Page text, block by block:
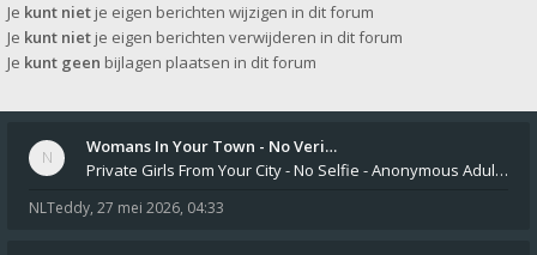
Je kunt niet je eigen berichten wijzigen in dit forum
Je kunt niet je eigen berichten verwijderen in dit forum
Je kunt geen bijlagen plaatsen in dit forum
Womans In Your Town - No Veri…
Private Girls From Your City - No Selfie - Anonymous Adult Dating https://privatedates.live Private Girls In Your
NLTeddy, 27 mei 2026, 04:33